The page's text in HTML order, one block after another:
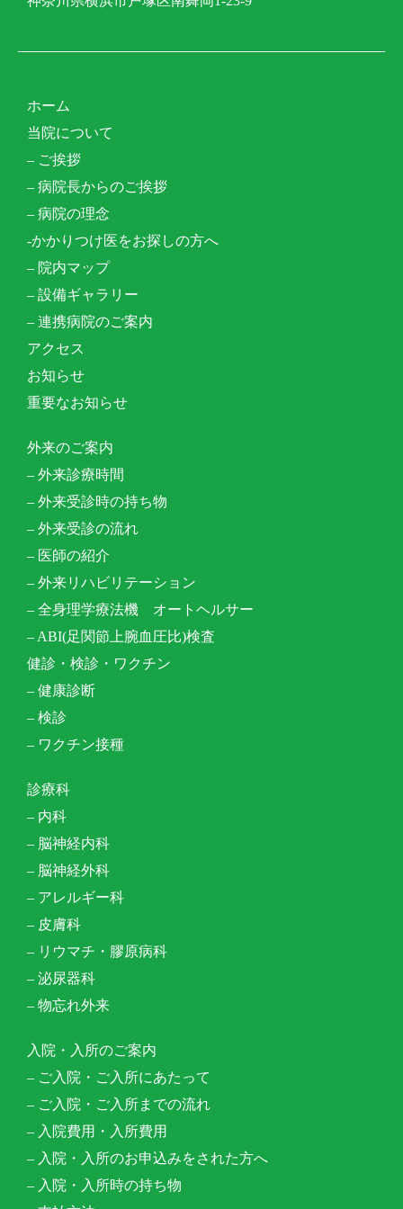
ホーム
当院について
– ご挨拶
– 病院長からのご挨拶
– 病院の理念
-かかりつけ医をお探しの方へ
– 院内マップ
– 設備ギャラリー
– 連携病院のご案内
アクセス
お知らせ
重要なお知らせ
外来のご案内
– 外来診療時間
– 外来受診時の持ち物
– 外来受診の流れ
– 医師の紹介
– 外来リハビリテーション​
– 全身理学療法機 オートヘルサー
– ABI(足関節上腕血圧比)検査
健診・検診・ワクチン
– 健康診断
– 検診
– ワクチン接種
診療科
– 内科
– 脳神経内科
– 脳神経外科
– アレルギー科
– 皮膚科
– リウマチ・膠原病科
– 泌尿器科
– 物忘れ外来
入院・入所のご案内
– ご入院・ご入所にあたって
– ご入院・ご入所までの流れ
– 入院費用・入所費用
– 入院・入所のお申込みをされた方へ
– 入院・入所時の持ち物